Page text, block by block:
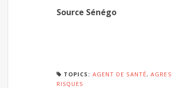
Source Sénégo
TOPICS: AGENT DE SANTÉ,
RISQUES